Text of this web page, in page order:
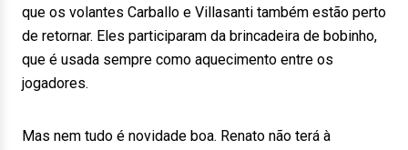
que os volantes Carballo e Villasanti também estão perto
de retornar. Eles participaram da brincadeira de bobinho,
que é usada sempre como aquecimento entre os
jogadores.
Mas nem tudo é novidade boa. Renato não terá à